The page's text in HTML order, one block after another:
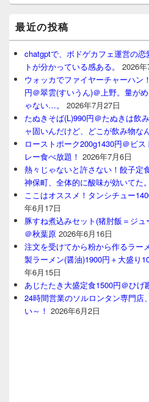
最近の投稿
chatgptで、ボドゲカフェ運営の
トが分かっている感ある。
2026
ウォッカでファイヤーチャーハン
円＠翠雲(すいうん)＠上野。量が
ゃない…。
2026年7月27日
たぬきそば(L)990円＠たぬきは飲
ャ固いんだけど、どこが飲み物な
ローストポーク200g1430円＠ビ
レー食べ放題！ 2026年7月6日
熱々じゃないと許さない！餃子定
神保町、全体的に酸味が効いてた。
ここはオススメ！タンシチュー
年6月17日
豚すね煮込みセット(猪肘飯＝ジ
＠秋葉原 2026年6月16日
注文を受けてから粉から作るラー
製ラーメン(醤油)1900円＋大盛り
年6月15日
あじたたき大盛定食1500円＠ひげ
24時間営業のソルロンタン専門店
い～！ 2026年6月2日